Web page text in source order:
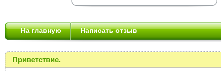
На главную Написать отзыв
Приветствие.